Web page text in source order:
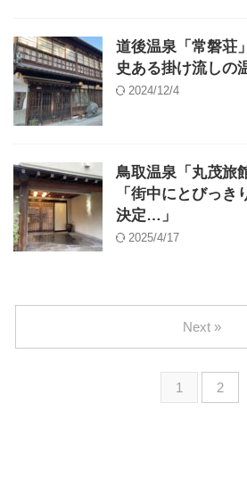
道後温泉「常磐荘
史ある掛け流しの
2024/12/4
鳥取温泉「丸茂旅
「街中にとびっ
決定…」
2025/4/17
1 2
Next »